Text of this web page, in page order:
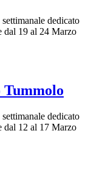
dedicato
dal 19 al 24 Marzo
Tummolo
dedicato
dal 12 al 17 Marzo